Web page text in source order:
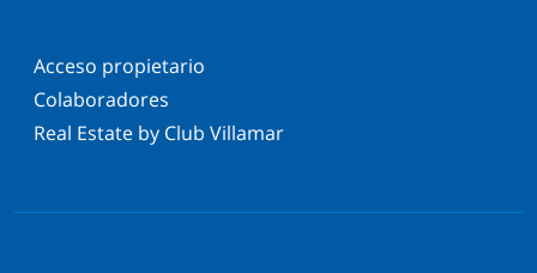
Acceso propietario
Colaboradores
Real Estate by Club Villamar